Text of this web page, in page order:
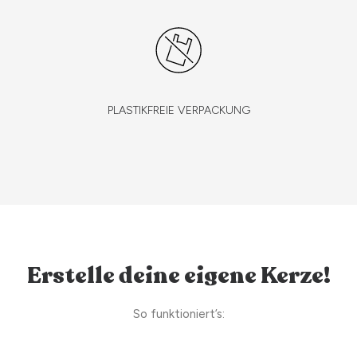
PLASTIKFREIE VERPACKUNG
Erstelle deine eigene Kerze!
So funktioniert’s: